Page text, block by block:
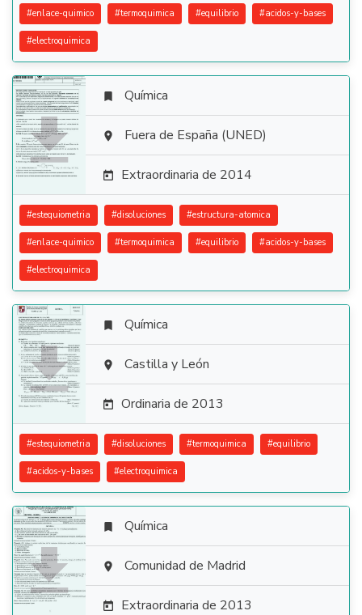
#enlace-quimico #termoquimica #equilibrio #acidos-y-bases
#electroquimica

 Química
 Fuera de España (UNED)
 Extraordinaria de 2014
#estequiometria #disoluciones #estructura-atomica
#enlace-quimico #termoquimica #equilibrio #acidos-y-bases
#electroquimica

 Química
 Castilla y León
 Ordinaria de 2013
#estequiometria #disoluciones #termoquimica #equilibrio
#acidos-y-bases #electroquimica

 Química
 Comunidad de Madrid
 Extraordinaria de 2013